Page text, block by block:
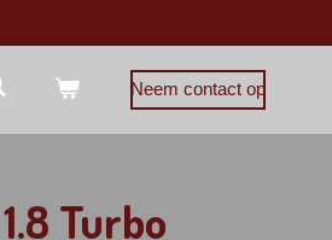
Neem contact op
Turbo